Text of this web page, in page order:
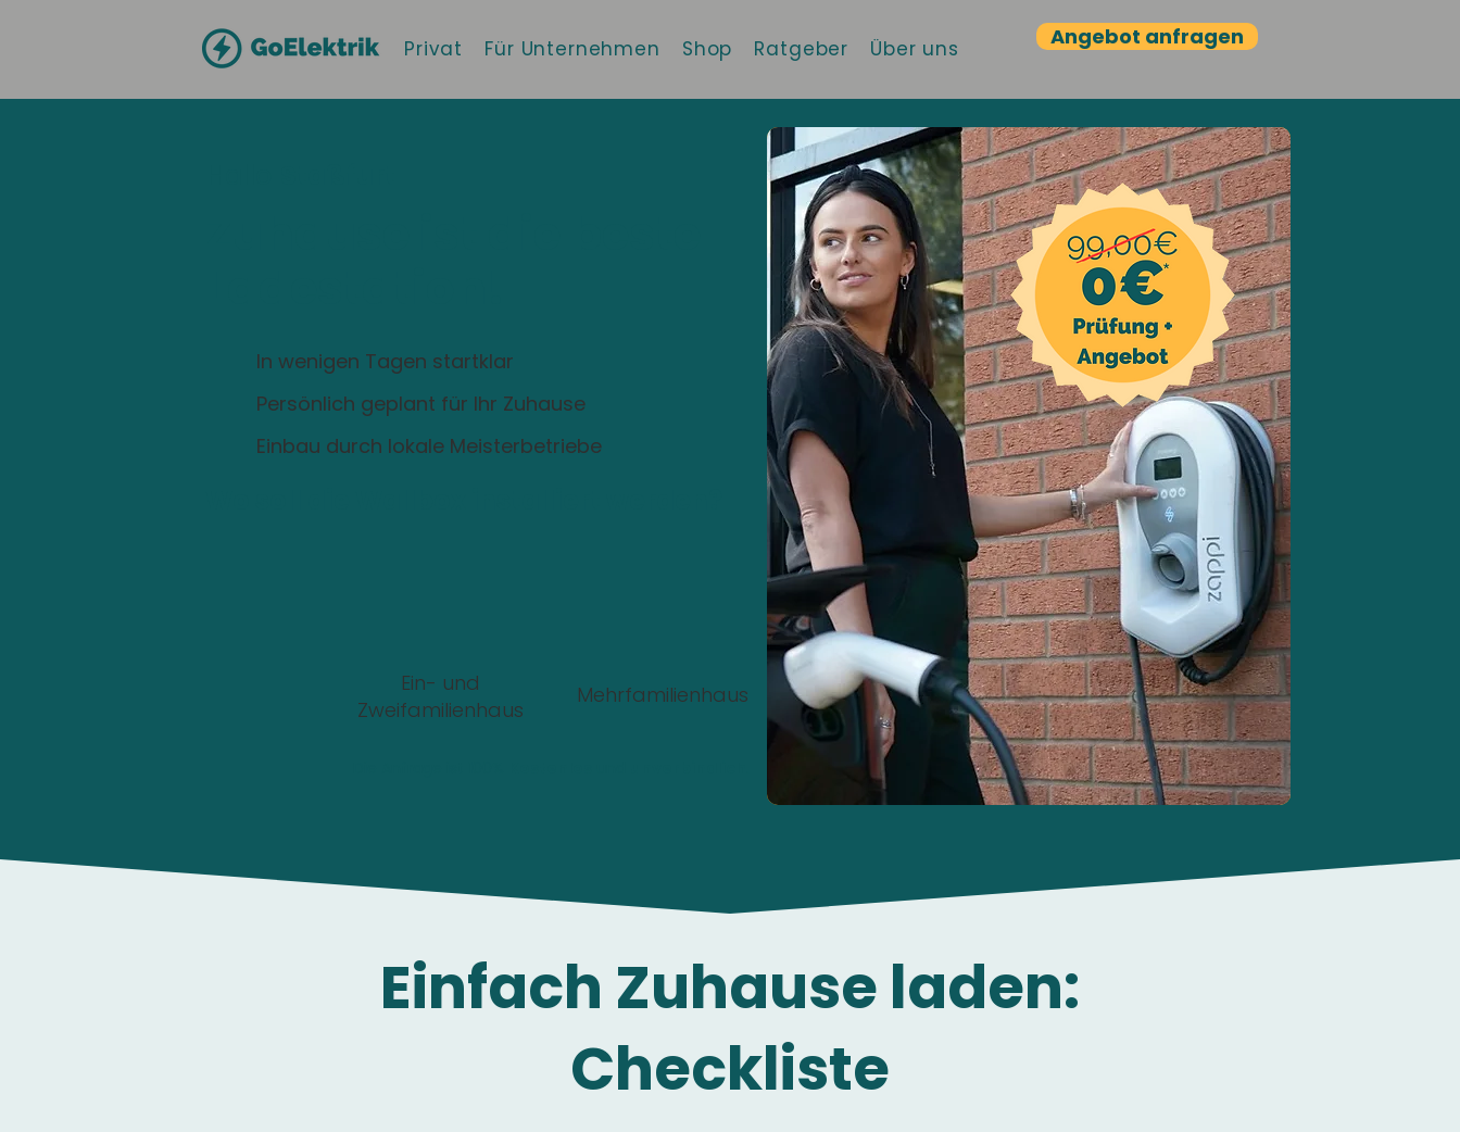
Privat Für Unternehmen Shop Ratgeber Über uns Angebot anfragen
In wenigen Tagen startklar
Persönlich geplant für Ihr Zuhause
Einbau durch lokale Meisterbetriebe
Ein- und
Zweifamilienhaus
Mehrfamilienhaus
Einfach Zuhause laden:
Checkliste